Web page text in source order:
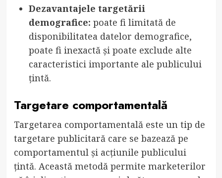
Dezavantajele targetării
demografice: poate fi limitată de
disponibilitatea datelor demografice,
poate fi inexactă și poate exclude alte
caracteristici importante ale publicului
țintă.
Targetare comportamentală
Targetarea comportamentală este un tip de
targetare publicitară care se bazează pe
comportamentul și acțiunile publicului
țintă. Această metodă permite marketerilor